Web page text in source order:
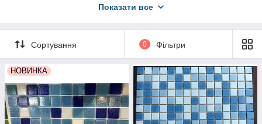
синього, рідше – салатового, зеленого та бежевого.
Мозаїка з натурального мармуру та каменю представлена
тут , а також декоративна мозаїкавсіх тільки можна уявити
кольорів та відтінків знаходиться в цьому розділі.
Дзеркальну мозаїку
ви можете обрати у відповідному
розділі. Так само ми створили спеціальний розділмозаїка
для кухоного фартуха.
Показати все
Сортування 0 Фільтри
НОВИНКА